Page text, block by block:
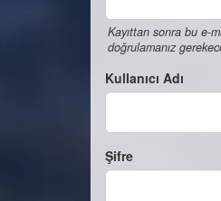
Kayıttan sonra bu e-
doğrulamanız
Kullanıcı Adı
Şifre